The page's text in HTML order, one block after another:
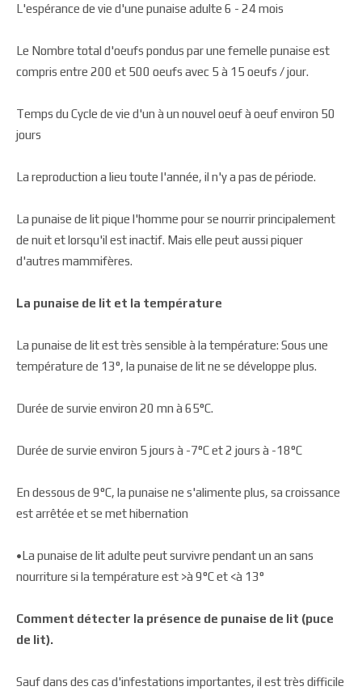
L'espérance de vie d'une punaise adulte 6 -­ 24 mois
Le Nombre total d'oeufs pondus par une femelle punaise est
compris entre 200 et 500 oeufs avec 5 à 15 oeufs / jour.
Temps du Cycle de vie d'un à un nouvel oeuf à oeuf environ 50
jours
La reproduction a lieu toute l'année, il n'y a pas de période.
La punaise de lit pique l'homme pour se nourrir principalement
de nuit et lorsqu'il est inactif. Mais elle peut aussi piquer
d'autres mammifères.
La punaise de lit et la température
La punaise de lit est très sensible à la température: Sous une
température de 13°, la punaise de lit ne se développe plus.
Durée de survie environ 20 mn à 65°C.
Durée de survie environ 5 jours à -7°C et 2 jours à -18°C
En dessous de 9°C, la punaise ne s'alimente plus, sa croissance
est arrêtée et se met hibernation
•La punaise de lit adulte peut survivre pendant un an sans
nourriture si la température est >à 9°C et <à 13°
Comment détecter la présence de punaise de lit (puce
de lit).
Sauf dans des cas d'infestations importantes, il est très difficile